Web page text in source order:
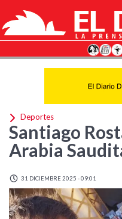
Deportes
Santiago
Arabia
31 DICIEMBRE 2025 - 09:01